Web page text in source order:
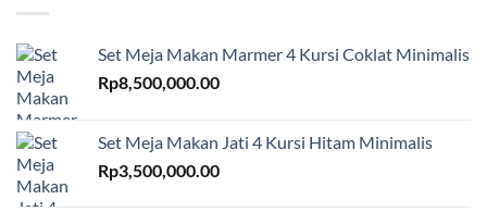
Set Meja Makan Marmer 4 Kursi Coklat Minimalis
Rp8,500,000.00
Set Meja Makan Jati 4 Kursi Hitam Minimalis
Rp3,500,000.00